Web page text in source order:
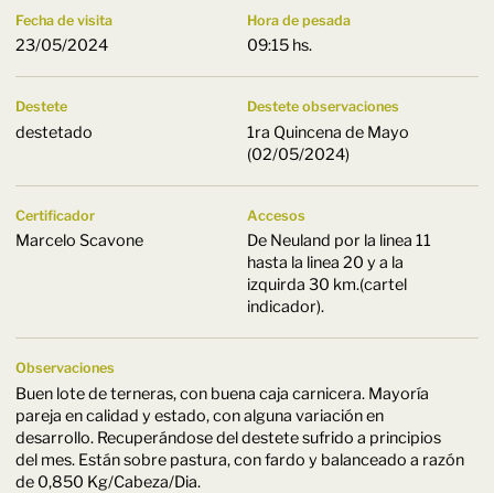
Fecha de visita
23/05/2024
Hora de pesada
09:15 hs.
Destete
destetado
Destete observaciones
1ra Quincena de Mayo
(02/05/2024)
Certificador
Marcelo Scavone
Accesos
De Neuland por la linea 11
hasta la linea 20 y a la
izquirda 30 km.(cartel
indicador).
Observaciones
Buen lote de terneras, con buena caja carnicera. Mayoría
pareja en calidad y estado, con alguna variación en
desarrollo. Recuperándose del destete sufrido a principios
del mes. Están sobre pastura, con fardo y balanceado a razón
de 0,850 Kg/Cabeza/Dia.